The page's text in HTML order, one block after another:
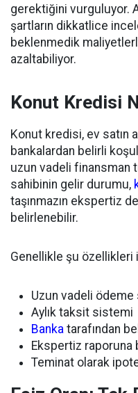
gerektiğini vurguluyor.
şartların dikkatlice
beklenmedik
azaltabiliyor.
Konut Kredisi
Konut kredisi, ev satın
bankalardan belirli
uzun vadeli finansman
sahibinin gelir durumu,
taşınmazın ekspertiz
belirlenebilir.
Genellikle şu özellikleri
Uzun vadeli
Aylık taksit sistemi
Banka tarafından
Ekspertiz raporuna
Teminat olarak